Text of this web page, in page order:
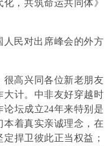
，共筑命运共同体》
人民对出席峰会的外方
高兴同各位新老朋友
大计。中非友好穿越时
坛成立24年来特别是
着真实亲诚理念，在
捍卫彼此正当权益；